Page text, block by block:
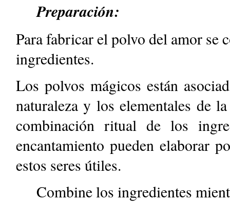
Preparación:
Para fabricar el polvo del amor se
ingredientes.
Los polvos mágicos están
naturaleza y los elementales de
combinación ritual de los
encantamiento pueden elaborar
estos seres útiles.
Combine los ingredientes